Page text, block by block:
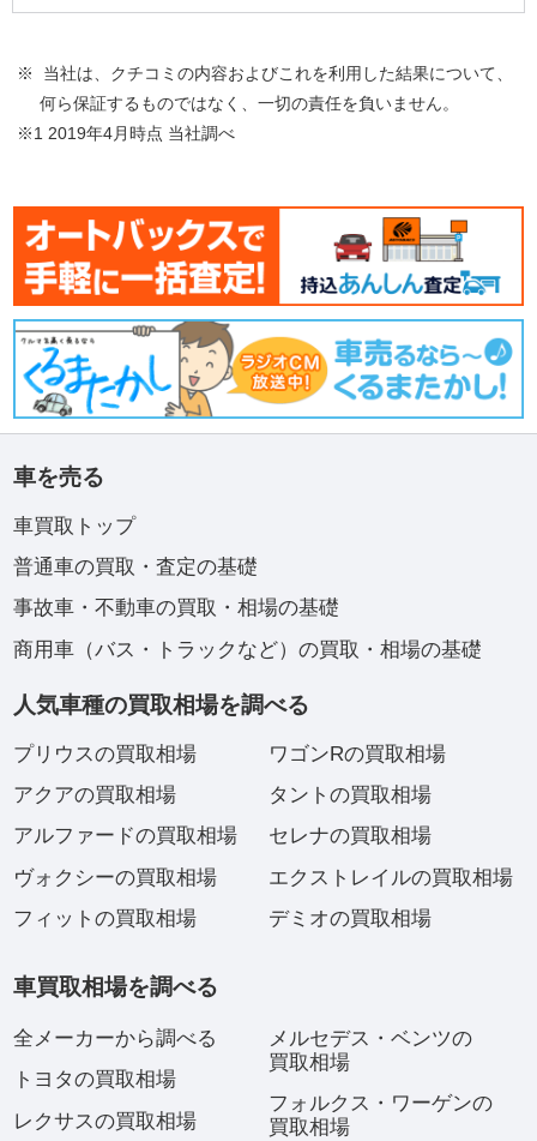
※ 当社は、クチコミの内容およびこれを利用した結果について、
何ら保証するものではなく、一切の責任を負いません。
※1 2019年4月時点 当社調べ
車を売る
車買取トップ
普通車の買取・査定の基礎
事故車・不動車の買取・相場の基礎
商用車（バス・トラックなど）の買取・相場の基礎
人気車種の買取相場を調べる
プリウスの買取相場
アクアの買取相場
アルファードの買取相場
ヴォクシーの買取相場
フィットの買取相場
ワゴンRの買取相場
タントの買取相場
セレナの買取相場
エクストレイルの買取相場
デミオの買取相場
車買取相場を調べる
全メーカーから調べる
トヨタの買取相場
レクサスの買取相場
メルセデス・ベンツの
買取相場
フォルクス・ワーゲンの
買取相場